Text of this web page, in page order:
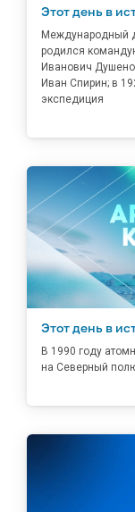
Этот день в
Международный
родился
Иванович
Иван Спирин; в
экспедиция
Этот день в
В 1990 году
на Северный